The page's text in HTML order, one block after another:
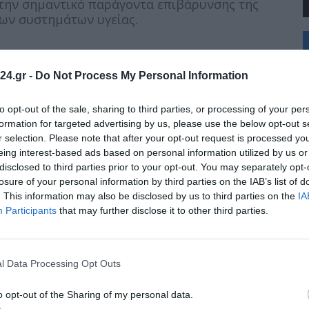
- Do Not Process My Personal Information
opt-out of the sale, sharing to third parties, or processing of your
for targeted advertising by us, please use the below opt-out
selection. Please note that after your opt-out request is processed
interest-based ads based on personal information utilized by us
to third parties prior to your opt-out. You may separately
of your personal information by third parties on the IAB’s list of
This information may also be disclosed by us to third parties on the
Participants that may further disclose it to other third parties.
Data Processing Opt Outs
opt-out of the Sharing of my personal data.
σημαντικό παράγοντα επιβάρυνσης της
συστημάτων υγείας.
χρονική συγκυρία είναι ιδιαίτερη φέτος,
ότι πάσχουν, αλλά και για όσους πάσχουν και
περίπου 1.000.000 Έλληνες που βρίσκονται
Βρισκόμαστε μπροστά στον κίνδυνο
ιών με τον κορονοϊό και τη γρίπη να είναι
αυτούς, μπορεί να εξελιχθεί επικίνδυνα
αυτό οι επιστήμονες καλούν τους ασθενείς να
συνιστώνται με την ευθύνη του
τους καπνιστές άνω των 35 ετών να
να εξεταστούν και βεβαίως να
το κάπνισμα.
+
°